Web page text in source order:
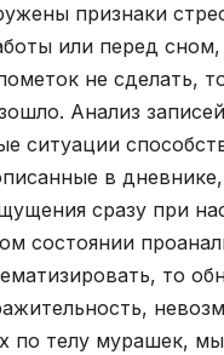
признаки
или перед
не сделать,
Анализ
ситуации
в
сразу при
состоянии
то
телу мурашек,